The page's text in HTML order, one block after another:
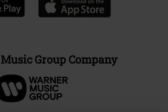
Group Company